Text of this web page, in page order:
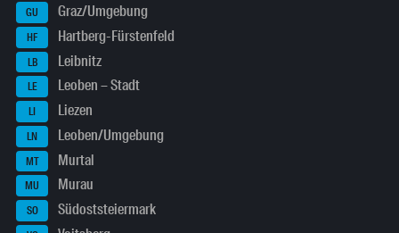
GU Graz/Umgebung
HF Hartberg-Fürstenfeld
LB Leibnitz
LE Leoben – Stadt
LI Liezen
LN Leoben/Umgebung
MT Murtal
MU Murau
SO Südoststeiermark